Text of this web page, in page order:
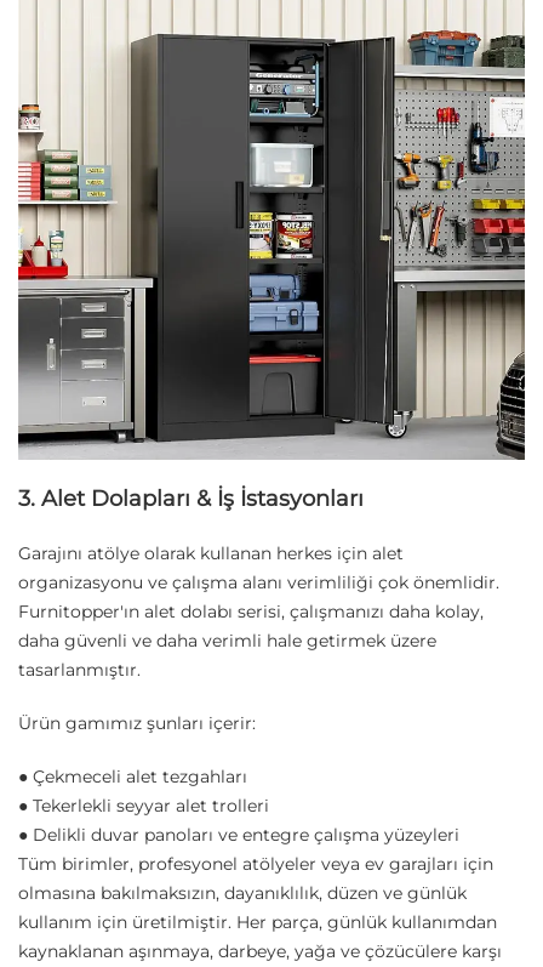
3. Alet Dolapları & İş İstasyonları
Garajını atölye olarak kullanan herkes için alet
organizasyonu ve çalışma alanı verimliliği çok önemlidir.
Furnitopper'ın alet dolabı serisi, çalışmanızı daha kolay,
daha güvenli ve daha verimli hale getirmek üzere
tasarlanmıştır.
Ürün gamımız şunları içerir:
● Çekmeceli alet tezgahları
● Tekerlekli seyyar alet trolleri
● Delikli duvar panoları ve entegre çalışma yüzeyleri
Tüm birimler, profesyonel atölyeler veya ev garajları için
olmasına bakılmaksızın, dayanıklılık, düzen ve günlük
kullanım için üretilmiştir. Her parça, günlük kullanımdan
kaynaklanan aşınmaya, darbeye, yağa ve çözücülere karşı